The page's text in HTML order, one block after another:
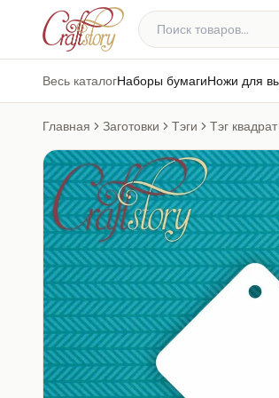
Весь каталогНаборы бумагиНожи для
Главная Заготовки Тэги Тэг